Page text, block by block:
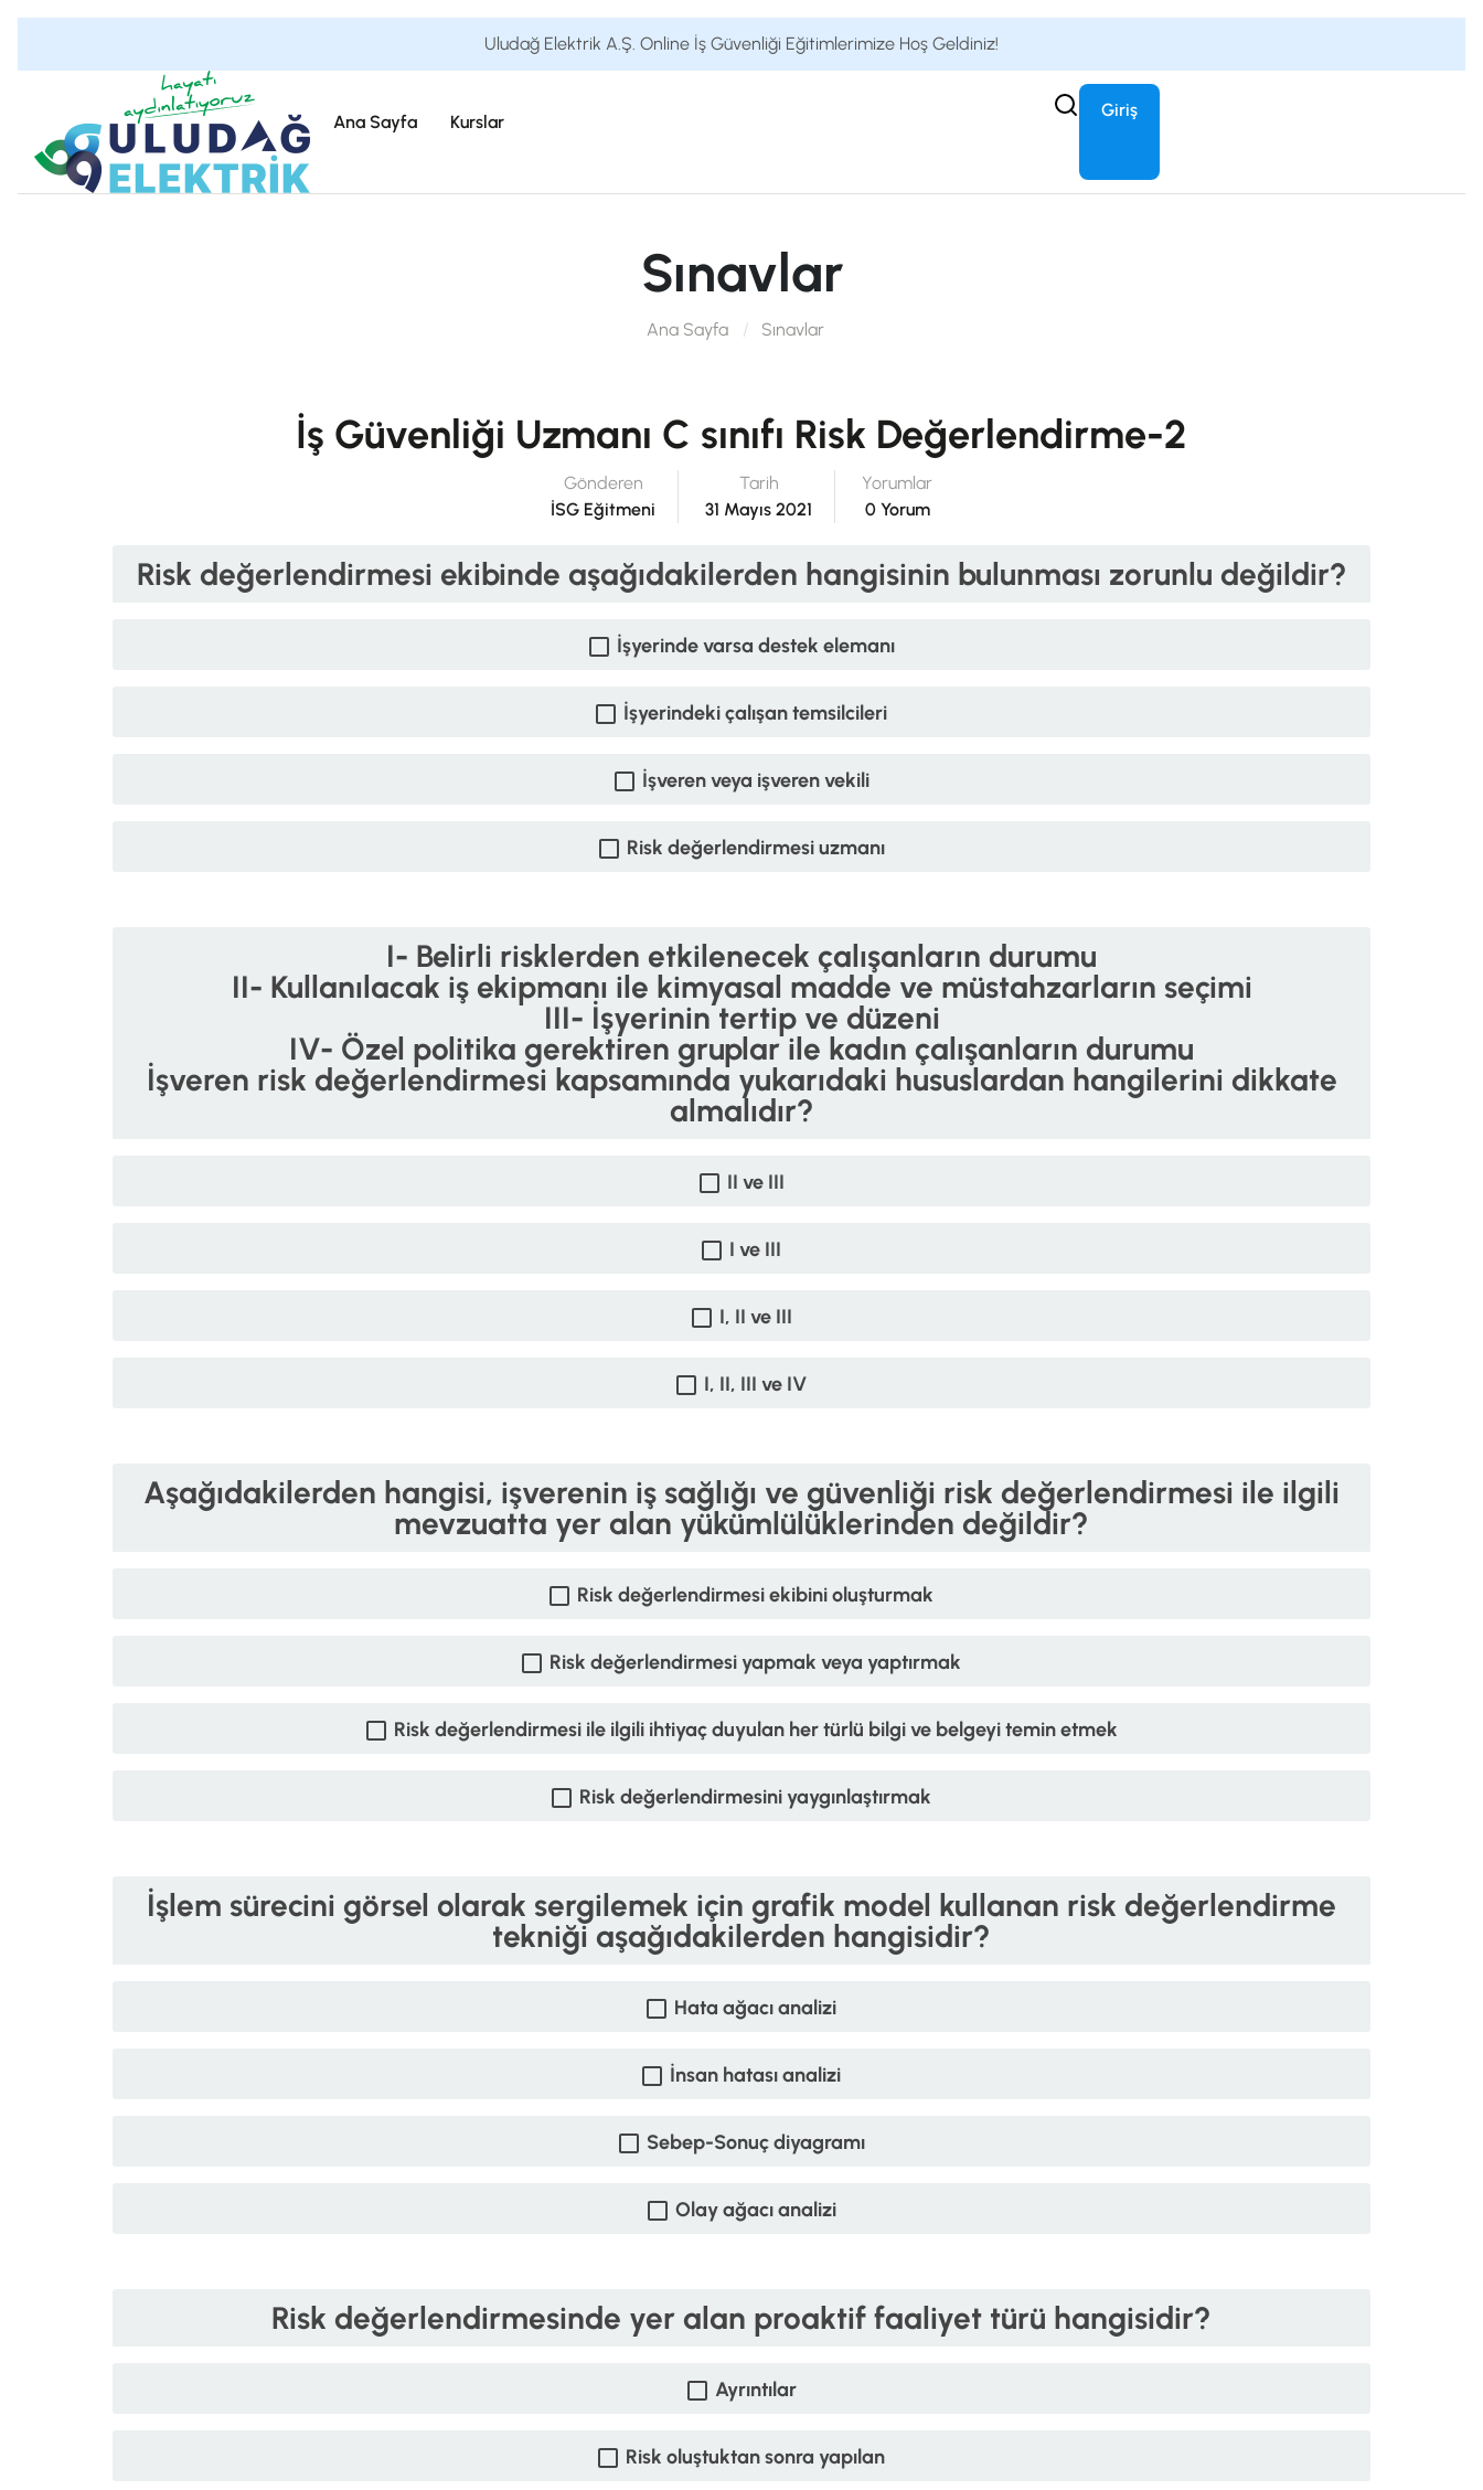
Uludağ Elektrik A.Ş. Online İş Güvenliği Eğitimlerimize Hoş Geldiniz!
Ana Sayfa Kurslar
Giriş
Sınavlar
Ana Sayfa Sınavlar
İş Güvenliği Uzmanı C sınıfı Risk Değerlendirme-2
Gönderen
İSG Eğitmeni
Tarih
31 Mayıs 2021
Yorumlar
0 Yorum
Risk değerlendirmesi ekibinde aşağıdakilerden hangisinin bulunması zorunlu değildir?
İşyerinde varsa destek elemanı
İşyerindeki çalışan temsilcileri
İşveren veya işveren vekili
Risk değerlendirmesi uzmanı
I- Belirli risklerden etkilenecek çalışanların durumu
II- Kullanılacak iş ekipmanı ile kimyasal madde ve müstahzarların seçimi
III- İşyerinin tertip ve düzeni
IV- Özel politika gerektiren gruplar ile kadın çalışanların durumu
İşveren risk değerlendirmesi kapsamında yukarıdaki hususlardan hangilerini dikkate
almalıdır?
II ve III
I ve III
I, II ve III
I, II, III ve IV
Aşağıdakilerden hangisi, işverenin iş sağlığı ve güvenliği risk değerlendirmesi ile ilgili
mevzuatta yer alan yükümlülüklerinden değildir?
Risk değerlendirmesi ekibini oluşturmak
Risk değerlendirmesi yapmak veya yaptırmak
Risk değerlendirmesi ile ilgili ihtiyaç duyulan her türlü bilgi ve belgeyi temin etmek
Risk değerlendirmesini yaygınlaştırmak
İşlem sürecini görsel olarak sergilemek için grafik model kullanan risk değerlendirme
tekniği aşağıdakilerden hangisidir?
Hata ağacı analizi
İnsan hatası analizi
Sebep-Sonuç diyagramı
Olay ağacı analizi
Risk değerlendirmesinde yer alan proaktif faaliyet türü hangisidir?
Ayrıntılar
Risk oluştuktan sonra yapılan